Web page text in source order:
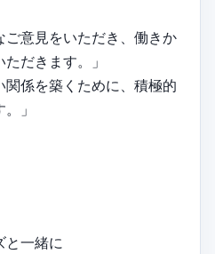
ご意見をいただき、働きか
だきます。」
関係を築くために、積極的
」
と一緒に